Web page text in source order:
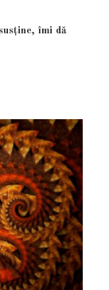
îmi dă